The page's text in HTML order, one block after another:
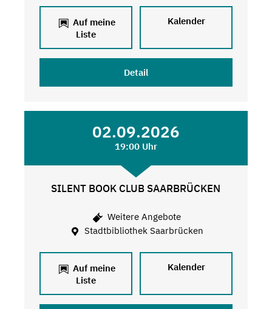
Auf meine
Liste
Kalender
Detail
02.09.2026
19:00 Uhr
SILENT BOOK CLUB SAARBRÜCKEN
Weitere Angebote
Stadtbibliothek Saarbrücken
Auf meine
Liste
Kalender